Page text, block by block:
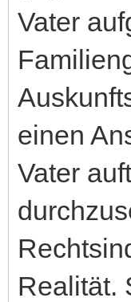
Vater
einen
Vater
Realität.